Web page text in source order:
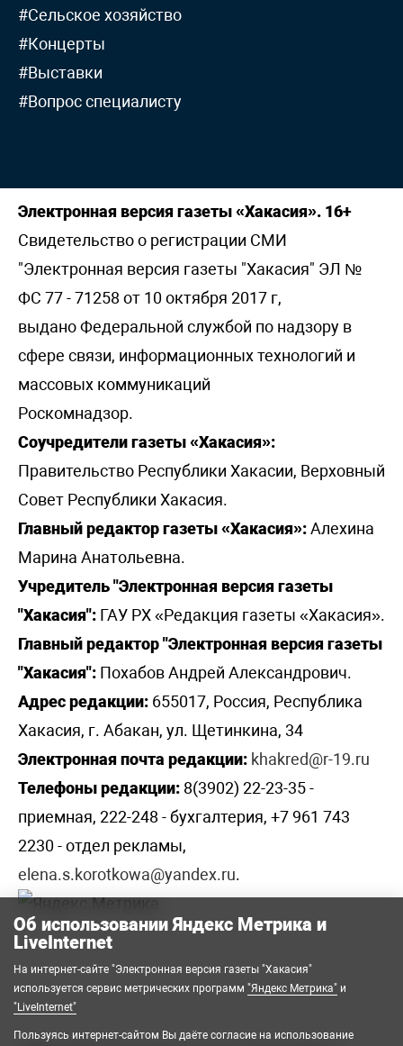
#Сельское хозяйство
#Концерты
#Выставки
#Вопрос специалисту
Электронная версия газеты «Хакасия». 16+
Свидетельство о регистрации СМИ
"Электронная версия газеты "Хакасия" ЭЛ №
ФС 77 - 71258 от 10 октября 2017 г,
выдано Федеральной службой по надзору в
сфере связи, информационных технологий и
массовых коммуникаций
Роскомнадзор.
Соучредители газеты «Хакасия»:
Правительство Республики Хакасии, Верховный
Совет Республики Хакасия.
Главный редактор газеты «Хакасия»:Алехина
Марина Анатольевна.
Учредитель "Электронная версия газеты
"Хакасия": ГАУ РХ «Редакция газеты «Хакасия».
Главный редактор "Электронная версия газеты
"Хакасия": Похабов Андрей Александрович.
Адрес редакции: 655017, Россия, Республика
Хакасия, г. Абакан, ул. Щетинкина, 34
Электронная почта редакции: khakred@r-19.ru
Телефоны редакции: 8(3902) 22-23-35 -
приемная, 222-248 - бухгалтерия, +7 961 743
2230 - отдел рекламы,
elena.s.korotkowa@yandex.ru.
Об использовании Яндекс Метрика и
LiveInternet
На интернет-сайте "Электронная версия газеты "Хакасия"
используется сервис метрических программ "Яндекс Метрика" и
"LiveInternet"
Пользуясь интернет-сайтом Вы даёте согласие на использование